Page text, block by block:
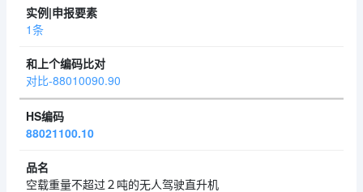
1条
对比-88010090.90
88021100.10
空载重量不超过２吨的无人驾驶直升机